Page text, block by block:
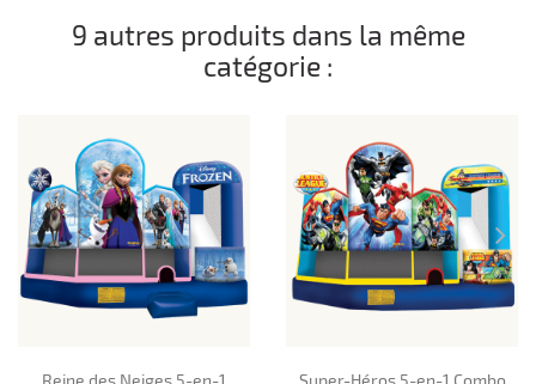
9 autres produits dans la même
catégorie :